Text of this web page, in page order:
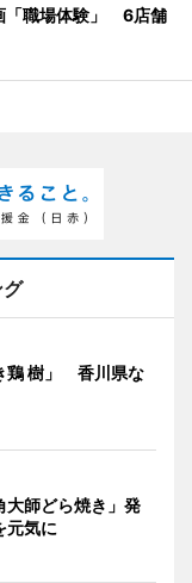
「職場体験」 6店舗
鶏 樹」 香川県な
大師どら焼き」発
気に